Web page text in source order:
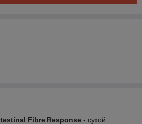
Fibre Response - сухой